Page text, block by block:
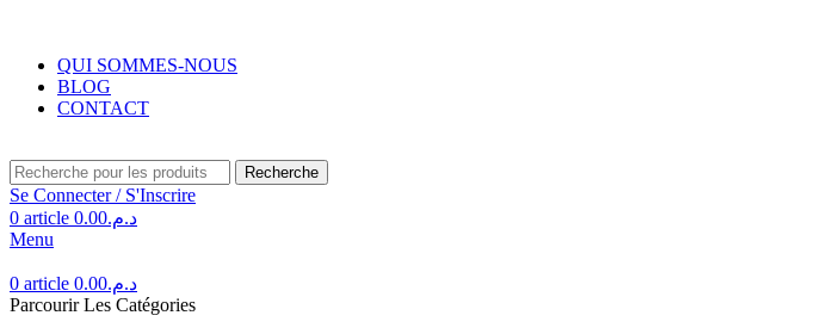
QUI SOMMES-NOUS
BLOG
CONTACT
Recherche
Se Connecter / S'Inscrire
0 article د.م.0.00
Menu
0 article د.م.0.00
Parcourir Les Catégories